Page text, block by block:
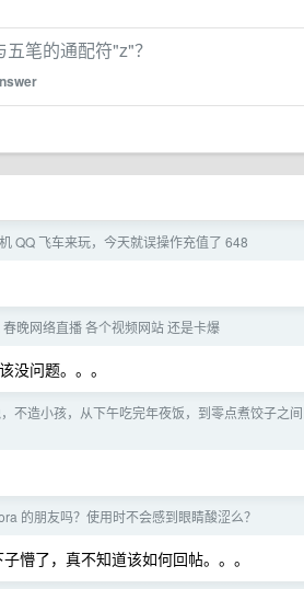
笔的通配符"z"？
QQ 飞车来玩，今天就误操作充值了 648
晚网络直播 各个视频网站 还是卡爆
没问题。。。
不造小孩，从下午吃完年夜饭，到零点煮饺子之
的朋友吗？使用时不会感到眼睛酸涩么？
懵了，真不知道该如何回帖。。。